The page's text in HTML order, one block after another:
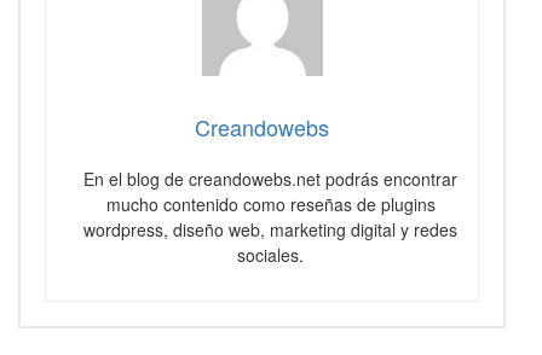
Creandowebs
En el blog de creandowebs.net podrás encontrar
mucho contenido como reseñas de plugins
wordpress, diseño web, marketing digital y redes
sociales.